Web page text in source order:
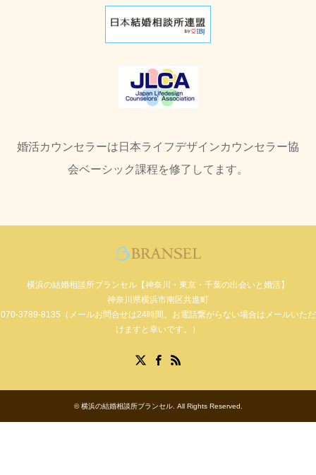
婚活カウンセラーは日本ライフデザインカウンセラー協
会ベーシック課程を修了してます。
横浜の結婚相談所ブランセル【神奈川・東京・千葉の出会いと婚活】
神奈川県横浜市南区共進町
070-3789-8135（メールお問合せは24時間。お電話繋がらない場合はメールいただ
けますと幸いです。）
©横浜の結婚相談所ブランセル. All Rights Reserved.